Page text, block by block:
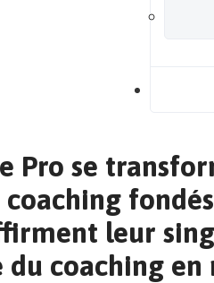
Pro se
leur
du coaching